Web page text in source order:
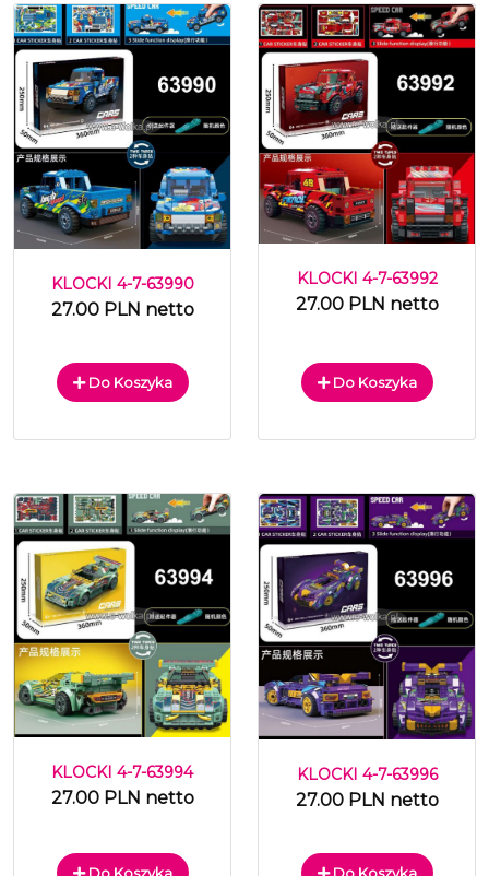
KLOCKI 4-7-63990
27.00 PLN netto
Do Koszyka
KLOCKI 4-7-63992
27.00 PLN netto
Do Koszyka
KLOCKI 4-7-63994
27.00 PLN netto
KLOCKI 4-7-63996
27.00 PLN netto